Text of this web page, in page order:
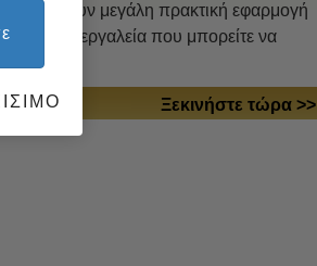
έχουν μεγάλη πρακτική εφαρμογή
με τα εργαλεία που μπορείτε να
Ξεκινήστε τώρα >>